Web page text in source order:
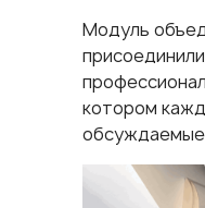
Модуль
котором
обсуждаемые